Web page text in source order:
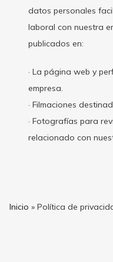
datos personales
laboral con nuestra
publicados en:
· La página web y
empresa.
· Filmaciones
· Fotografías para
relacionado con
Inicio » Política de